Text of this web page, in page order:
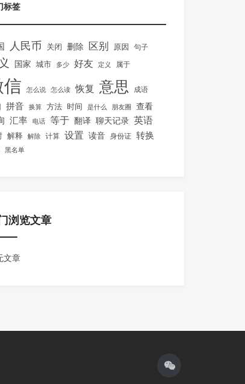
标签
人民币 关闭 删除 区别 原因 句子
国家 城市 多少 好友 定义 属于
怎么说 怎么读 恢复 意思 成语
拼音 换算 方法 时间 是什么 朋友圈 查看
汇率 电话 等于 翻译 聊天记录 英语
解释 解除 计算 设置 读音 身份证 转换
黑名单
浏览文章
文章